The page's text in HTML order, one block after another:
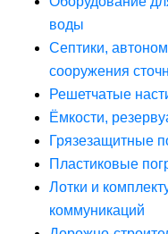
воды
Септики,
сооружения
Решетчатые
Ёмкости,
Грязезащитные
Пластиковые
Лотки и
коммуникаций